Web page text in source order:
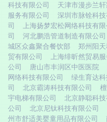
科技有限公司
天津市漫步兰
服务有限公司
深圳市脉铨科技
司
上海扬梦宏松网络科技有限
司
河北鹏浩管道制造有限公司
城区众鑫聚合餐饮部
郑州阳
贸有限公司
上海绯昕然贸易
公司
唐山市丰润区中医医院
网络科技有限公司
绿生育达
司
北京霸涛科技有限公司
宇电梯有限公司
北京静聪科技
公司
北京尼钛科技有限公司
州市舒适美婴童用品有限公司